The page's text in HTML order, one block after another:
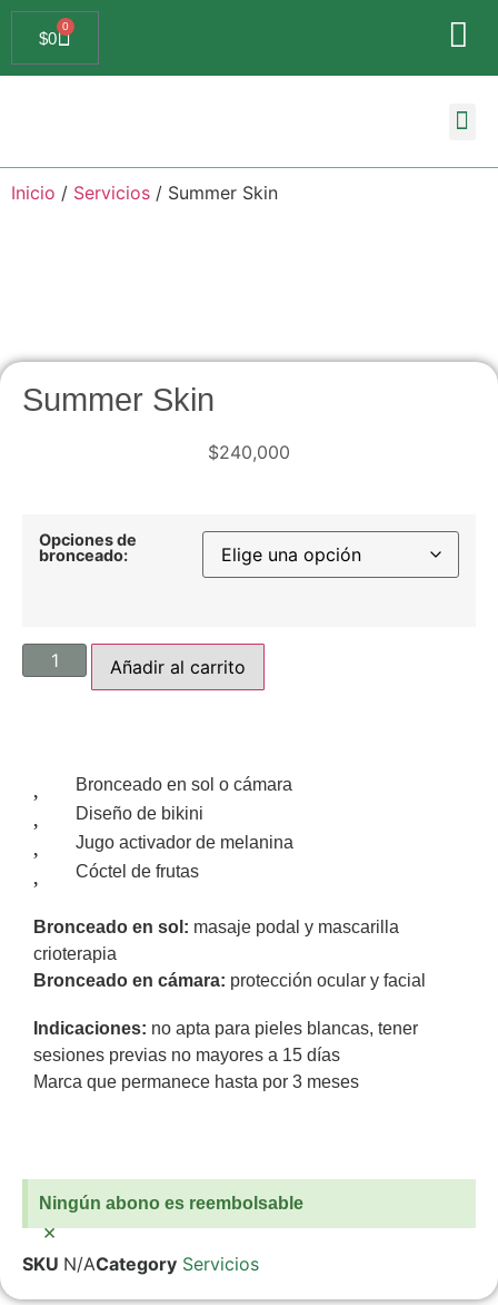
$0
0
Inicio / Servicios / Summer Skin
Summer Skin
$240,000
Opciones de
bronceado:
Añadir al carrito
Bronceado en sol o cámara
Diseño de bikini
Jugo activador de melanina
Cóctel de frutas
Bronceado en sol: masaje podal y mascarilla
crioterapia
Bronceado en cámara: protección ocular y facial
Indicaciones: no apta para pieles blancas, tener
sesiones previas no mayores a 15 días
Marca que permanece hasta por 3 meses
Ningún abono es reembolsable
×
SKU N/ACategory Servicios